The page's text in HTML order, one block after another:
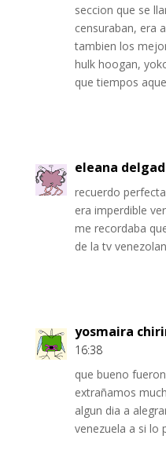
seccion que se
censuraban, era
tambien los
hulk hoogan,
que tiempos
eleana
recuerdo
era imperdible
me recordaba
de la tv
yosmaira
16:38
que bueno
extrañamos
algun dia a
venezuela a si lo